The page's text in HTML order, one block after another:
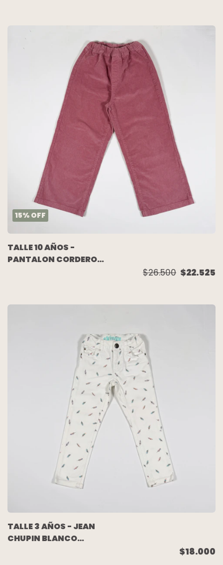
15% OFF
TALLE 10 AÑOS -
PANTALON CORDEROY
$26.500 $22.525
TALLE 3 AÑOS - JEAN
CHUPIN BLANCO
$18.000